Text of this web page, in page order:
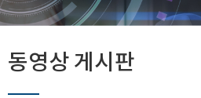
동영상 게시판